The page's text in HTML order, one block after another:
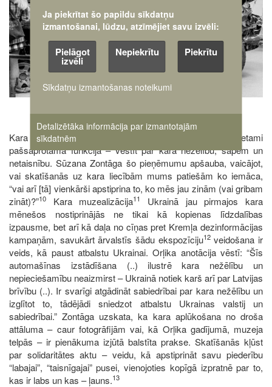
Kara liecību eksponēšanai nereti tiek piedēvēta šķietami
pašsaprotama funkcija – vēstīt par kara nežēlību, sāpēm un
netaisnību. Sūzana Zontāga šo pieņēmumu apšauba, vaicājot,
vai skatīšanās uz kara liecībām mums patiešām ko iemāca,
“vai arī [tā] vienkārši apstiprina to, ko mēs jau zinām (vai gribam
zināt)?”10 Kara muzealizācija11
Ukrainā jau pirmajos kara
mēnešos nostiprinājās ne tikai kā kopienas līdzdalības
izpausme, bet arī kā daļa no cīņas pret Kremļa dezinformācijas
kampaņām, savukārt ārvalstīs šādu ekspozīciju12veidošana ir
veids, kā paust atbalstu Ukrainai. Orļika anotācija vēstī: “Šīs
automašīnas izstādīšana (..) ilustrē kara nežēlību un
nepieciešamību neaizmirst – Ukrainā notiek karš arī par Latvijas
brīvību (..). Ir svarīgi atgādināt sabiedrībai par kara nežēlību un
izglītot to, tādējādi sniedzot atbalstu Ukrainas valstij un
sabiedrībai.” Zontāga uzskata, ka kara aplūkošana no droša
attāluma – caur fotogrāfijām vai, kā Orļika gadījumā, muzeja
telpās – ir pienākuma izjūtā balstīta prakse. Skatīšanās kļūst
par solidaritātes aktu – veidu, kā apstiprināt savu piederību
“labajai”, “taisnīgajai” pusei, vienojoties kopīgā izpratnē par to,
kas ir labs un kas – ļauns.13
Ja piekrītat šo papildu sīkdatņu
izmantošanai, lūdzu, atzīmējiet savu izvēli:
Pielāgot
izvēli
Nepiekrītu Piekrītu
Sīkdatņu izmantošanas noteikumi
Detalizētāka informācija par izmantotajām
sīkdatnēm